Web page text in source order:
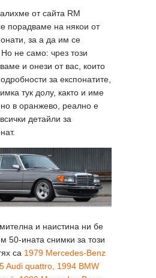
от сайта RM
порадваме на някои от
за а да им се
не само: чрез този
и онези от вас, които
за експонатите,
тук долу, както и име
в оранжево, реално е
детайли за
и наистина ни бе
50-ината снимки за този
са 1979 Mercedes-Benz
Audi quattro, 1994 BMW